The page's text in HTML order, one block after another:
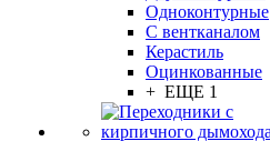
Одноконтурные
С вентканалом
Керастиль
Оцинкованные
+ ЕЩЕ 1